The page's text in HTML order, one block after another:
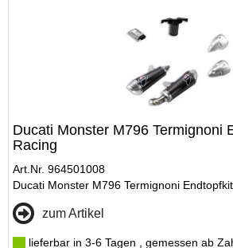
Ducati Monster M796 Termignoni
Racing
Art.Nr. 964501008
Ducati Monster M796 Termignoni
zum Artikel
lieferbar in 3-6 Tagen , gemessen ab